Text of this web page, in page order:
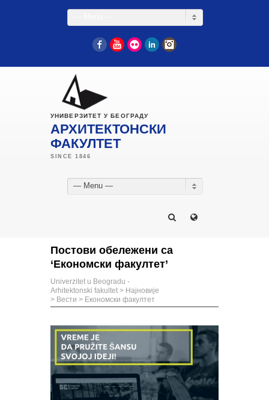
FacebookYouTube
Flickr LinkedIn
УНИВЕРЗИТЕТ У БЕОГРАДУ
АРХИТЕКТОНСКИ
ФАКУЛТЕТ
— Menu —
Постови обележени са
‘Економски факултет’
Univerzitet u Beogradu -
Arhitektonski fakultet > Најновије
> Вести > Економски факултет